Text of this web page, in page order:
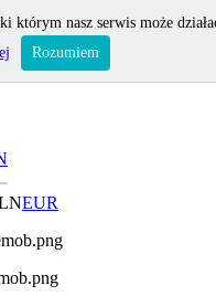
EUR
którym nasz serwis może
Rozumiem